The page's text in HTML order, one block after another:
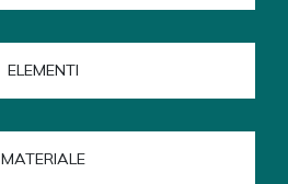
ELEMENTI
MATERIALE